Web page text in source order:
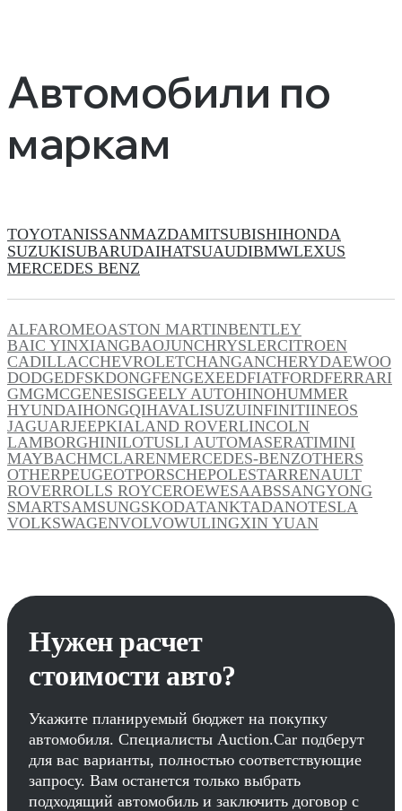
Автомобили по
маркам
TOYOTANISSANMAZDAMITSUBISHIHONDA
SUZUKISUBARUDAIHATSUAUDIBMWLEXUS
MERCEDES BENZ
ALFAROMEOASTON MARTINBENTLEY
BAIC YINXIANGBAOJUNCHRYSLERCITROEN
CADILLACCHEVROLETCHANGANCHERYDAEWOO
DODGEDFSKDONGFENGEXEEDFIATFORDFERRARI
GMGMCGENESISGEELY AUTOHINOHUMMER
HYUNDAIHONGQIHAVALISUZUINFINITIINEOS
JAGUARJEEPKIALAND ROVERLINCOLN
LAMBORGHINILOTUSLI AUTOMASERATIMINI
MAYBACHMCLARENMERCEDES-BENZOTHERS
OTHERPEUGEOTPORSCHEPOLESTARRENAULT
ROVERROLLS ROYCEROEWESAABSSANGYONG
SMARTSAMSUNGSKODATANKTADANOTESLA
VOLKSWAGENVOLVOWULINGXIN YUAN
Нужен расчет
стоимости авто?
Укажите планируемый бюджет на покупку
автомобиля. Специалисты Auction.Car подберут
для вас варианты, полностью соответствующие
запросу. Вам останется только выбрать
подходящий автомобиль и заключить договор с